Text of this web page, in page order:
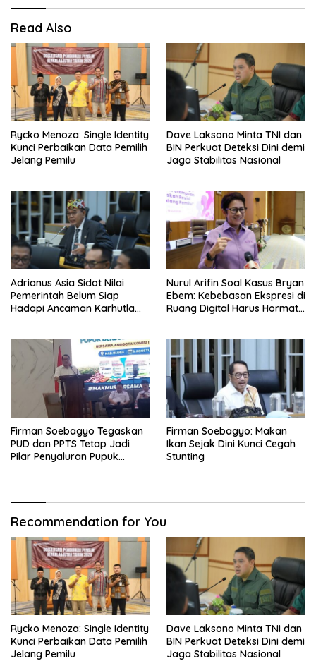
Read Also
Rycko Menoza: Single Identity
Kunci Perbaikan Data Pemilih
Jelang Pemilu
Dave Laksono Minta TNI dan
BIN Perkuat Deteksi Dini demi
Jaga Stabilitas Nasional
Adrianus Asia Sidot Nilai
Pemerintah Belum Siap
Hadapi Ancaman Karhutla
Nurul Arifin Soal Kasus Bryan
Ebem: Kebebasan Ekspresi di
Ruang Digital Harus Hormati
Firman Soebagyo Tegaskan
PUD dan PPTS Tetap Jadi
Pilar Penyaluran Pupuk
Firman Soebagyo: Makan
Ikan Sejak Dini Kunci Cegah
Stunting
Recommendation for You
Rycko Menoza: Single Identity
Kunci Perbaikan Data Pemilih
Jelang Pemilu
Dave Laksono Minta TNI dan
BIN Perkuat Deteksi Dini demi
Jaga Stabilitas Nasional